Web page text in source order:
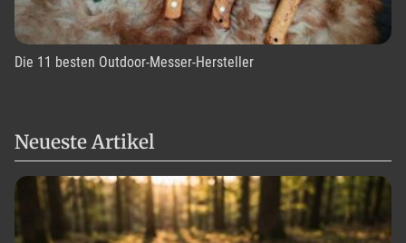
Die 11 besten Outdoor-Messer-Hersteller
Neueste Artikel